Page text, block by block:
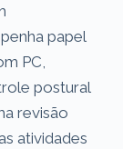
papel
PC,
postural
revisão
atividades